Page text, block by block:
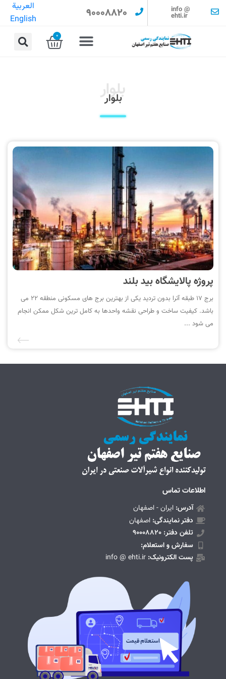
info @
ehti.ir
90008820
العربية
English
0
بلوار
بلوار
پروژه پالایشگاه بید بلند
برج 17 طبقه آترا بدون تردید یکی از بهترین برج های مسکونی منطقه 22 می
باشد. کیفیت ساخت و طراحی نقشه واحدها به کامل ترین شکل ممکن انجام
می شود ...
اطلاعات تماس
آدرس:ایران - اصفهان
دفتر نمایندگی: اصفهان
تلفن دفتر: 90008820
سفارش و استعلام:
پست الکترونیک: info @ ehti.ir